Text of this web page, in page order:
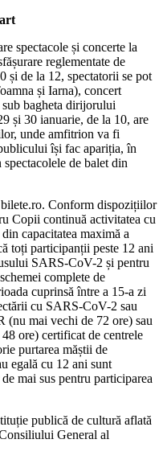
spectacole și concerte la
reglementate de
și de la 12, spectatorii se pot
și Iarna), concert
bagheta dirijorului
și 30 ianuarie, de la 10, are
unde amfitrion va fi
își fac apariția, în
de balet din
Conform dispozițiilor
Copii continuă activitatea cu
capacitatea maximă a
toți participanții peste 12 ani
SARS-CoV-2 și pentru
complete de
cuprinsă între a 15-a zi
cu SARS-CoV-2 sau
(nu mai vechi de 72 ore) sau
ore) certificat de centrele
purtarea măștii de
egală cu 12 ani sunt
mai sus pentru participarea
publică de cultură aflată
General al